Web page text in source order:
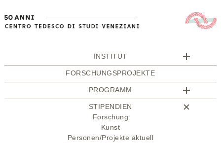
INSTITUT
FORSCHUNGSPROJEKTE
PROGRAMM
STIPENDIEN
Forschung
Kunst
Personen/Projekte aktuell